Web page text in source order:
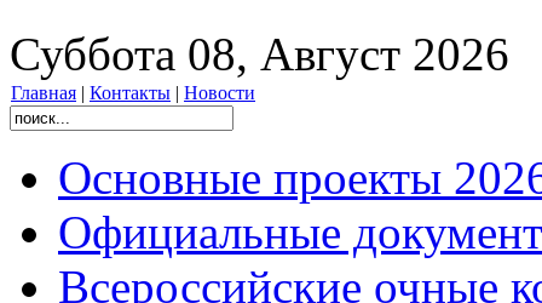
Суббота 08, Август 2026
Главная | Контакты | Новости
Основные проекты
Официальные
Всероссийские очные